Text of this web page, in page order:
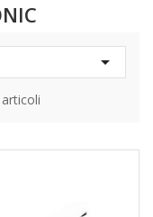
